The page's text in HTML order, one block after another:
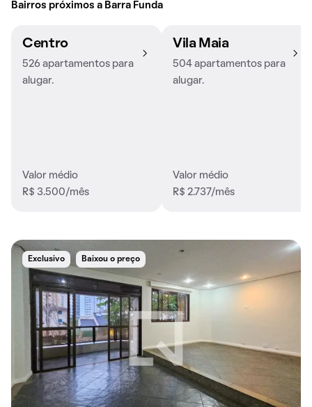
Bairros próximos a Barra Funda
Centro
526 apartamentos para
alugar.
Valor médio
R$ 3.500/mês
Vila Maia
504 apartamentos para
alugar.
Valor médio
R$ 2.737/mês
Exclusivo Baixou o preço